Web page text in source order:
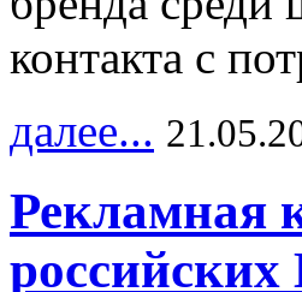
контакта с
далее...
Рекламная